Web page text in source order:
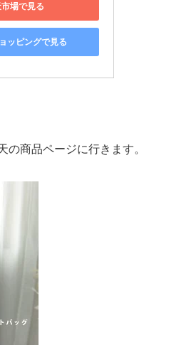
場で見る
ッピングで見る
の商品ページに行きます。